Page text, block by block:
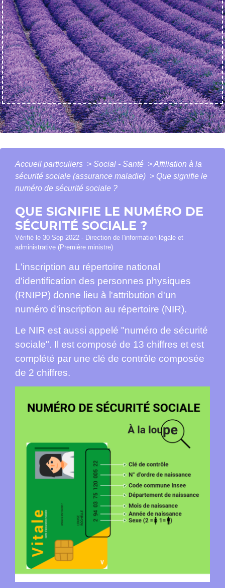
Accueil particuliers > Social - Santé >Affiliation à la
sécurité sociale (assurance maladie) > Que signifie le
numéro de sécurité sociale ?
QUE SIGNIFIE LE NUMÉRO DE
SÉCURITÉ SOCIALE ?
Vérifié le 30 Sep 2022 - Direction de l'information légale et
administrative (Première ministre)
L'inscription au répertoire national
d'identification des personnes physiques
(RNIPP) donne lieu à l'attribution d'un
numéro d'inscription au répertoire (NIR).
Le NIR est aussi appelé "numéro de sécurité
sociale". Il est composé de 13 chiffres et est
complété par une clé de contrôle composée
de 2 chiffres.